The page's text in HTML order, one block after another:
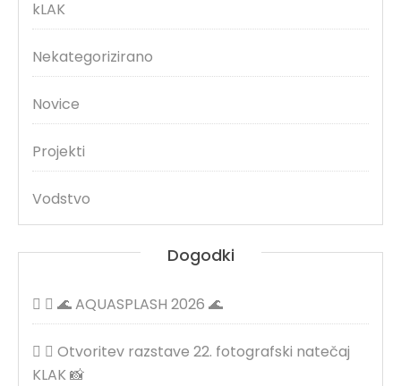
kLAK
Nekategorizirano
Novice
Projekti
Vodstvo
Dogodki
🌊 AQUASPLASH 2026 🌊
Otvoritev razstave 22. fotografski natečaj
KLAK 📸